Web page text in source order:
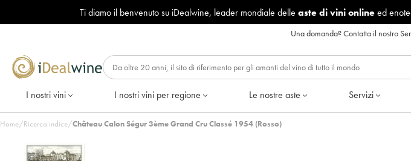
Ti diamo il benvenuto su iDealwine, leader mondiale delle aste di vini onlineed
Una domanda?Contatta il nostro
I nostri vini I nostri vini per regione Le nostre aste Servizi
Home/Ricerca indice/Château Calon Ségur 3ème Grand Cru Classé 1954 (Rosso)